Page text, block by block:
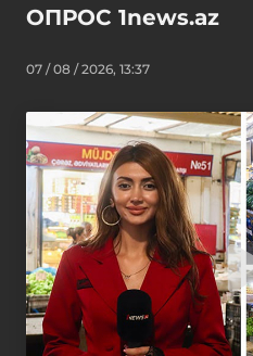
ОПРОС 1news.az
07 / 08 / 2026, 13:37